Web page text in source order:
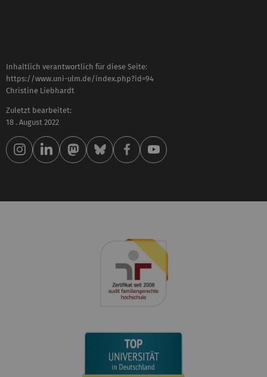
Inhaltlich verantwortlich für diese Seite:
https://www.uni-ulm.de/index.php?id=94
Christine Liebhardt
Zuletzt bearbeitet:
18 . August 2022